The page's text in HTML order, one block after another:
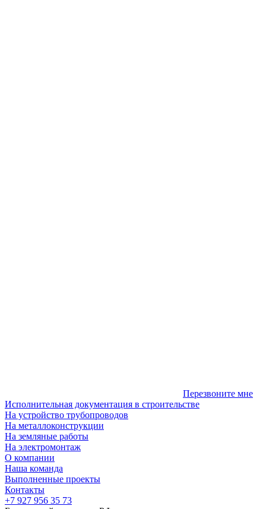
Перезвоните мне
Исполнительная документация в строительстве
На устройство трубопроводов
На металлоконструкции
На земляные работы
На электромонтаж
О компании
Наша команда
Выполненные проекты
Контакты
+7 927 956 35 73